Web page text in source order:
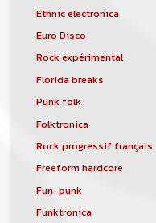
Ethnic electronica
Euro Disco
Rock expérimental
Florida breaks
Punk folk
Folktronica
Rock progressif français
Freeform hardcore
Fun-punk
Funktronica